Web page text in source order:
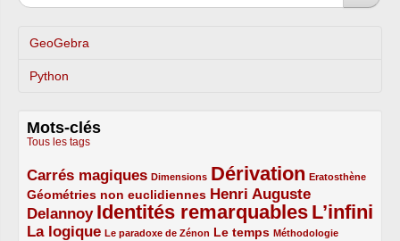
GeoGebra
Python
Mots-clés
Tous les tags
Carrés magiques
3/5 Dimensions
1/5 Dérivation
5/5 Eratosthène
1/5
Géométries non euclidiennes
2/5
Henri Auguste
Delannoy
3/5 Identités remarquables
5/5 L’infini
5/5
La logique
3/5 Le paradoxe de Zénon
1/5 Le temps
2/5 Méthodologie
1/5